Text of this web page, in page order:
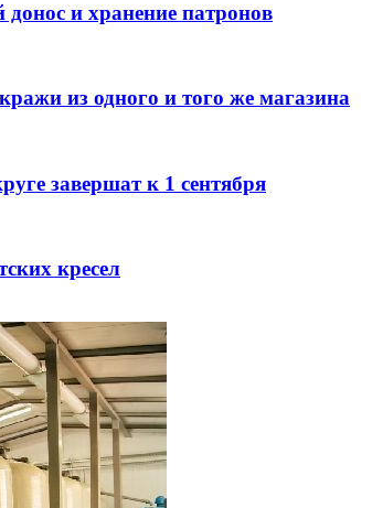
и хранение патронов
из одного и того же магазина
завершат к 1 сентября
кресел